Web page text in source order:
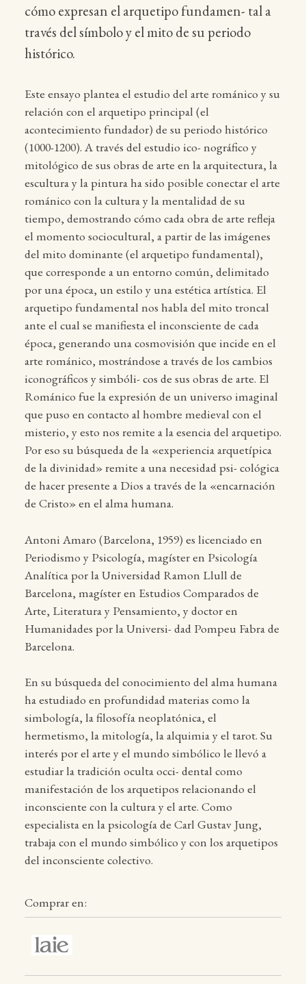
cómo expresan el arquetipo fundamen- tal a
través del símbolo y el mito de su periodo
histórico.
Este ensayo plantea el estudio del arte románico y su
relación con el arquetipo principal (el
acontecimiento fundador) de su periodo histórico
(1000-1200). A través del estudio ico- nográfico y
mitológico de sus obras de arte en la arquitectura, la
escultura y la pintura ha sido posible conectar el arte
románico con la cultura y la mentalidad de su
tiempo, demostrando cómo cada obra de arte refleja
el momento sociocultural, a partir de las imágenes
del mito dominante (el arquetipo fundamental),
que corresponde a un entorno común, delimitado
por una época, un estilo y una estética artística. El
arquetipo fundamental nos habla del mito troncal
ante el cual se manifiesta el inconsciente de cada
época, generando una cosmovisión que incide en el
arte románico, mostrándose a través de los cambios
iconográficos y simbóli- cos de sus obras de arte. El
Románico fue la expresión de un universo imaginal
que puso en contacto al hombre medieval con el
misterio, y esto nos remite a la esencia del arquetipo.
Por eso su búsqueda de la «experiencia arquetípica
de la divinidad» remite a una necesidad psi- cológica
de hacer presente a Dios a través de la «encarnación
de Cristo» en el alma humana.
Antoni Amaro (Barcelona, 1959) es licenciado en
Periodismo y Psicología, magíster en Psicología
Analítica por la Universidad Ramon Llull de
Barcelona, magíster en Estudios Comparados de
Arte, Literatura y Pensamiento, y doctor en
Humanidades por la Universi- dad Pompeu Fabra de
Barcelona.
En su búsqueda del conocimiento del alma humana
ha estudiado en profundidad materias como la
simbología, la filosofía neoplatónica, el
hermetismo, la mitología, la alquimia y el tarot. Su
interés por el arte y el mundo simbólico le llevó a
estudiar la tradición oculta occi- dental como
manifestación de los arquetipos relacionando el
inconsciente con la cultura y el arte. Como
especialista en la psicología de Carl Gustav Jung,
trabaja con el mundo simbólico y con los arquetipos
del inconsciente colectivo.
Comprar en: